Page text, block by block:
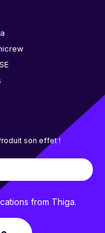
son effet !
from Thiga.